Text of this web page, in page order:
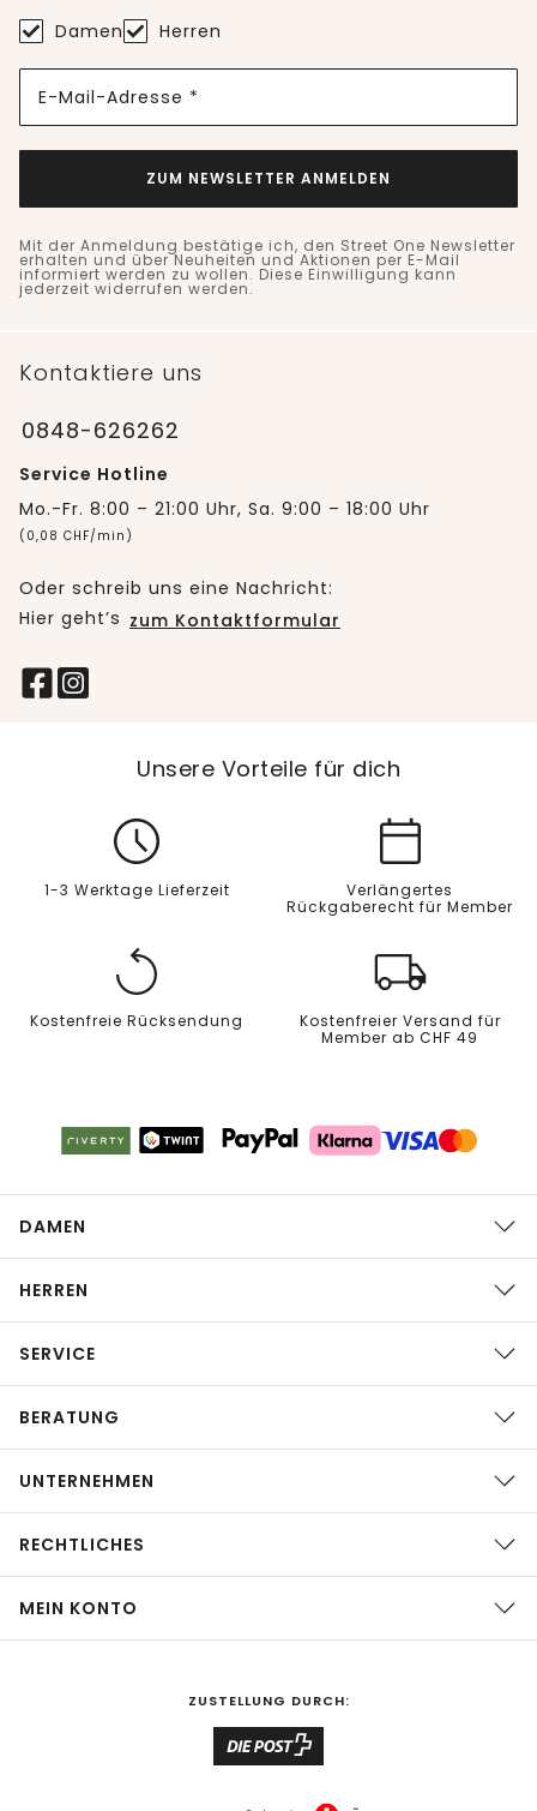
Damen Herren
E-Mail-Adresse *
ZUM NEWSLETTER ANMELDEN
Mit der Anmeldung bestätige ich, den Street One Newsletter
erhalten und über Neuheiten und Aktionen per E-Mail
informiert werden zu wollen. Diese Einwilligung kann
jederzeit widerrufen werden.
Kontaktiere uns
0848-626262
Service Hotline
Mo.-Fr. 8:00 – 21:00 Uhr, Sa. 9:00 – 18:00 Uhr
(0,08 CHF/min)
Oder schreib uns eine Nachricht:
Hier geht’s zum Kontaktformular
Unsere Vorteile für dich
1-3 Werktage Lieferzeit
Verlängertes
Rückgaberecht für Member
Kostenfreie Rücksendung
Kostenfreier Versand für
Member ab CHF 49
DAMEN
HERREN
SERVICE
BERATUNG
UNTERNEHMEN
RECHTLICHES
MEIN KONTO
ZUSTELLUNG DURCH: